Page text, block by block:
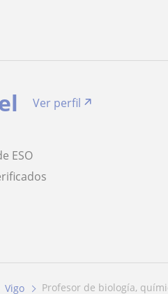
Ver perfil
ESO
Vigo profesor de biología,